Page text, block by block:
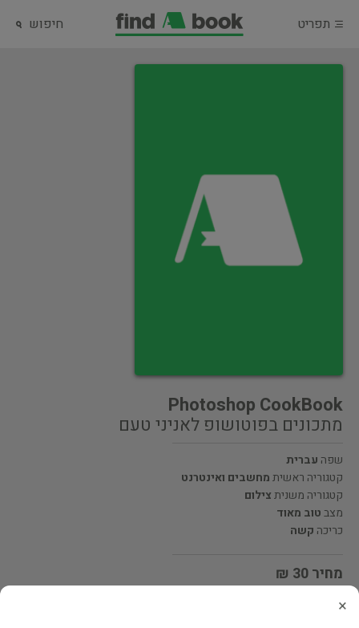
תפריט חיפוש
Photoshop CookBook
מתכונים בפוטושופ לאניני טעם
שפה עברית
קטגוריה ראשיתמחשבים ואינטרנט
קטגוריה משניתצילום
מצבטוב מאוד
כריכה קשה
מחיר 30 ₪
×